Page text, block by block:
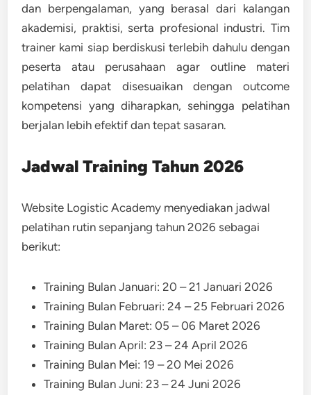
dan berpengalaman, yang berasal dari kalangan
akademisi, praktisi, serta profesional industri. Tim
trainer kami siap berdiskusi terlebih dahulu dengan
peserta atau perusahaan agar outline materi
pelatihan dapat disesuaikan dengan outcome
kompetensi yang diharapkan, sehingga pelatihan
berjalan lebih efektif dan tepat sasaran.
Jadwal Training Tahun 2026
Website Logistic Academy menyediakan jadwal
pelatihan rutin sepanjang tahun 2026 sebagai
berikut:
Training Bulan Januari: 20 – 21 Januari 2026
Training Bulan Februari: 24 – 25 Februari 2026
Training Bulan Maret: 05 – 06 Maret 2026
Training Bulan April: 23 – 24 April 2026
Training Bulan Mei: 19 – 20 Mei 2026
Training Bulan Juni: 23 – 24 Juni 2026